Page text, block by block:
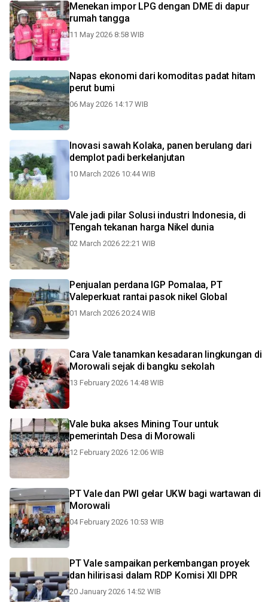
Menekan impor LPG dengan DME di dapur
rumah tangga
11 May 2026 8:58 WIB
Napas ekonomi dari komoditas padat hitam
perut bumi
06 May 2026 14:17 WIB
Inovasi sawah Kolaka, panen berulang dari
demplot padi berkelanjutan
10 March 2026 10:44 WIB
Vale jadi pilar Solusi industri Indonesia, di
Tengah tekanan harga Nikel dunia
02 March 2026 22:21 WIB
Penjualan perdana IGP Pomalaa, PT
Valeperkuat rantai pasok nikel Global
01 March 2026 20:24 WIB
Cara Vale tanamkan kesadaran lingkungan di
Morowali sejak di bangku sekolah
13 February 2026 14:48 WIB
Vale buka akses Mining Tour untuk
pemerintah Desa di Morowali
12 February 2026 12:06 WIB
PT Vale dan PWI gelar UKW bagi wartawan di
Morowali
04 February 2026 10:53 WIB
PT Vale sampaikan perkembangan proyek
dan hilirisasi dalam RDP Komisi XII DPR
20 January 2026 14:52 WIB